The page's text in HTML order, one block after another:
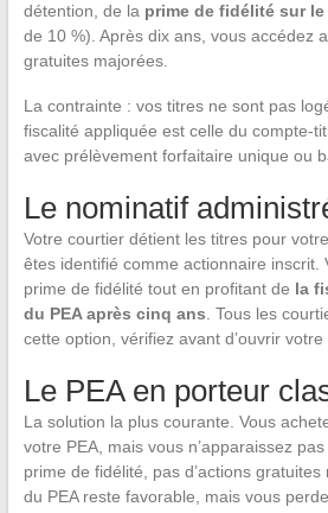
détention, de la prime de fidélité sur
de 10 %). Après dix ans, vous accédez
gratuites majorées.
La contrainte : vos titres ne sont pas
fiscalité appliquée est celle du compte-
avec prélèvement forfaitaire unique ou
Le nominatif
Votre courtier détient les titres pour
êtes identifié comme actionnaire inscrit.
prime de fidélité tout en profitant de la
du PEA après cinq ans . Tous les
cette option, vérifiez avant d’ouvrir votre
Le PEA en porteur
La solution la plus courante. Vous
votre PEA, mais vous n’apparaissez
prime de fidélité, pas d’actions
du PEA reste favorable, mais vous